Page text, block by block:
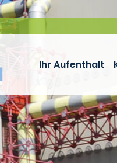
Ihr Aufenthalt